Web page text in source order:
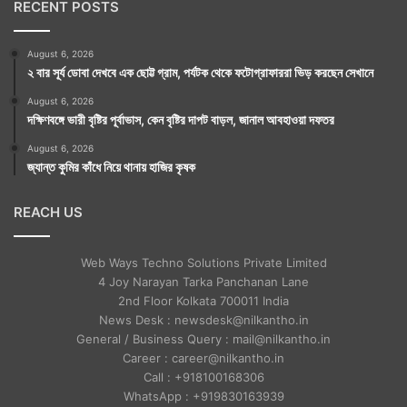
মধ্যে।
বারবেলা : সকাল ৬টা ৩৬ মিনিট থেকে ৮টা ১৬ মিনিটের মধ্যে।
দুপুর ২টো ৫৭ মিনিট থেকে ৪টে ৩৮ মিনিটের মধ্যে।
কালরাত্রি : রাত্রি ১০টা ১৭ মিনিট থেকে ১১টা ৩৭ মিনিটের
মধ্যে।
বছরের জন্য। প্রতিকারগুলি আমার মনগড়া কোনও কথা নয়।
বিভিন্ন সময়ে ভারতের নানা প্রান্তে ভ্রমণকালীন পথচলতি
সাধুসঙ্গের সময় লোক-কল্যাণে সাধুদের বলা প্রতিকারগুলিই এখানে
RECENT POSTS
August 6, 2026
২ বার সূর্য ডোবা দেখবে এক ছোট্ট গ্রাম, পর্যটক থেকে ফটোগ্রাফাররা ভিড় করছেন সেখানে
August 6, 2026
দক্ষিণবঙ্গে ভারী বৃষ্টির পূর্বাভাস, কেন বৃষ্টির দাপট বাড়ল, জানাল আবহাওয়া দফতর
August 6, 2026
জ্যান্ত কুমির কাঁধে নিয়ে থানায় হাজির কৃষক
REACH US
Web Ways Techno Solutions Private Limited
4 Joy Narayan Tarka Panchanan Lane
2nd Floor Kolkata 700011 India
News Desk : newsdesk@nilkantho.in
General / Business Query : mail@nilkantho.in
Career : career@nilkantho.in
Call : +918100168306
WhatsApp : +919830163939